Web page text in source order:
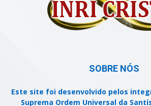
SOBRE NÓS
Este site foi desenvolvido pelos
Suprema Ordem Universal da